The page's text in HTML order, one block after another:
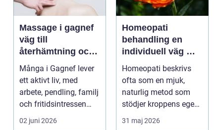
Massage i gagnef
väg till
återhämtning och
bättre hälsa
Många i Gagnef lever
ett aktivt liv, med
arbete, pendling, familj
och fritidsintressen
som ska få pl...
02 juni 2026
Homeopati
behandling en
individuell väg mot
bättre balans
Homeopati beskrivs
ofta som en mjuk,
naturlig metod som
stödjer kroppens egen
läkningsförmåga. I
31 maj 2026